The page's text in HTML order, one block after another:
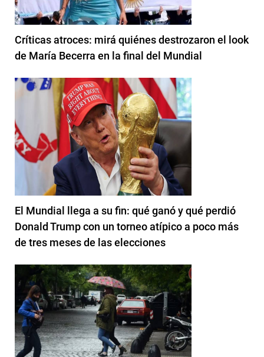
Críticas atroces: mirá quiénes destrozaron el look
de María Becerra en la final del Mundial
El Mundial llega a su fin: qué ganó y qué perdió
Donald Trump con un torneo atípico a poco más
de tres meses de las elecciones